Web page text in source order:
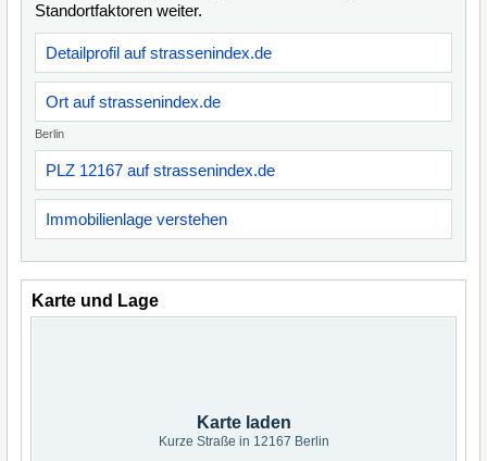
Standortfaktoren weiter.
Detailprofil auf strassenindex.de
Ort auf strassenindex.de
Berlin
PLZ 12167 auf strassenindex.de
Immobilienlage verstehen
Karte und Lage
Karte laden
Kurze Straße in 12167 Berlin